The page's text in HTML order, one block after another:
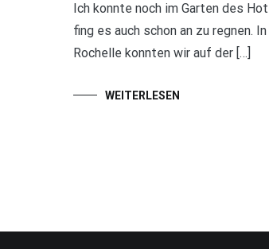
Ich konnte noch im Garten des
fing es auch schon an zu regnen.
Rochelle konnten wir auf der […]
WEITERLESEN